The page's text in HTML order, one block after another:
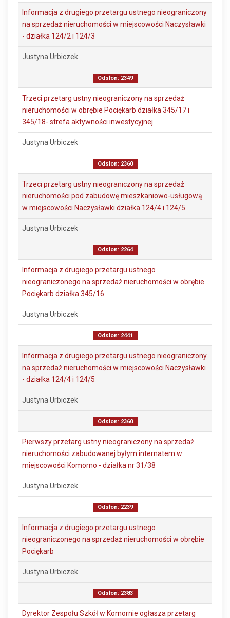
Informacja z drugiego przetargu ustnego nieograniczony
na sprzedaż nieruchomości w miejscowości Naczysławki
- działka 124/2 i 124/3
Justyna Urbiczek
Odsłon: 2349
Trzeci przetarg ustny nieograniczony na sprzedaż
nieruchomości w obrębie Pociękarb działka 345/17 i
345/18- strefa aktywności inwestycyjnej
Justyna Urbiczek
Odsłon: 2360
Trzeci przetarg ustny nieograniczony na sprzedaż
nieruchomości pod zabudowę mieszkaniowo-usługową
w miejscowości Naczysławki działka 124/4 i 124/5
Justyna Urbiczek
Odsłon: 2264
Informacja z drugiego przetargu ustnego
nieograniczonego na sprzedaż nieruchomości w obrębie
Pociękarb działka 345/16
Justyna Urbiczek
Odsłon: 2441
Informacja z drugiego przetargu ustnego nieograniczony
na sprzedaż nieruchomości w miejscowości Naczysławki
- działka 124/4 i 124/5
Justyna Urbiczek
Odsłon: 2360
Pierwszy przetarg ustny nieograniczony na sprzedaż
nieruchomości zabudowanej byłym internatem w
miejscowości Komorno - działka nr 31/38
Justyna Urbiczek
Odsłon: 2239
Informacja z drugiego przetargu ustnego
nieograniczonego na sprzedaż nieruchomości w obrębie
Pociękarb
Justyna Urbiczek
Odsłon: 2383
Dyrektor Zespołu Szkół w Komornie ogłasza przetarg